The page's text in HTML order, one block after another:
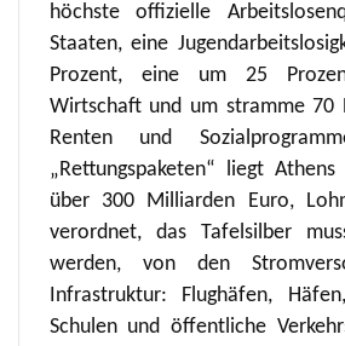
höchste offizielle
Staaten, eine
Prozent, eine um 25
Wirtschaft und um stramme 70
Renten und
„Rettungspaketen“ liegt
über 300 Milliarden Euro,
verordnet, das Tafelsilber
werden, von den
Infrastruktur: Flughäfen,
Schulen und öffentliche